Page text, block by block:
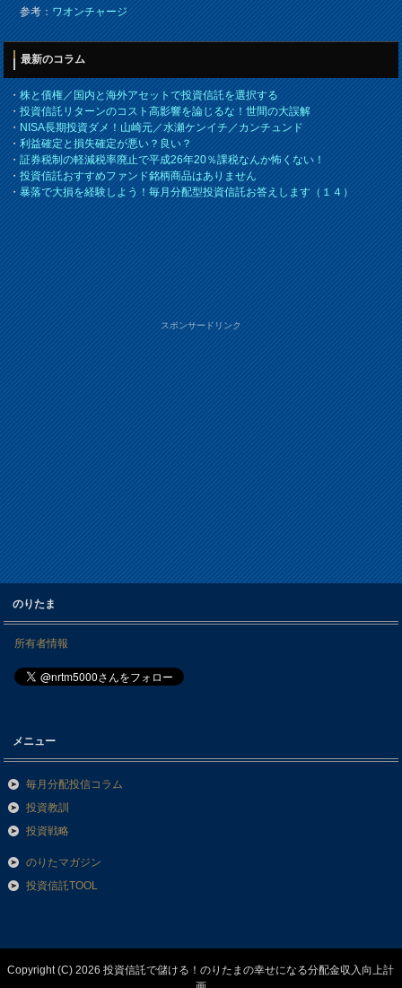
参考：ワオンチャージ
最新のコラム
・株と債権／国内と海外アセットで投資信託を選択する
・投資信託リターンのコスト高影響を論じるな！世間の大誤解
・NISA長期投資ダメ！山崎元／水瀬ケンイチ／カンチュンド
・利益確定と損失確定が悪い？良い？
・証券税制の軽減税率廃止で平成26年20％課税なんか怖くない！
・投資信託おすすめファンド銘柄商品はありません
・暴落で大損を経験しよう！毎月分配型投資信託お答えします（１４）
スポンサードリンク
のりたま
所有者情報
メニュー
毎月分配投信コラム
投資教訓
投資戦略
のりたマガジン
投資信託TOOL
Copyright (C) 2026 投資信託で儲ける！のりたまの幸せになる分配金収入向上計